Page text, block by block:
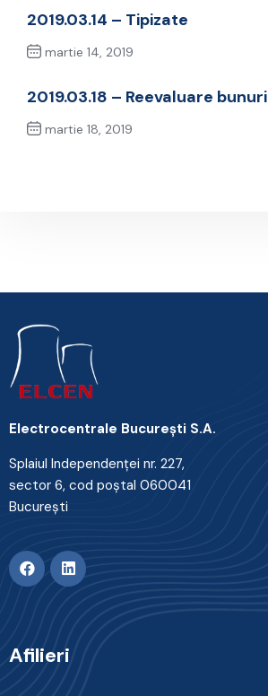
2019.03.14 – Tipizate
martie 14, 2019
2019.03.18 – Reevaluare bunuri
martie 18, 2019
Electrocentrale Bucureşti S.A.
Splaiul Independenţei nr. 227,
sector 6, cod poştal 060041
Bucureşti
Afilieri